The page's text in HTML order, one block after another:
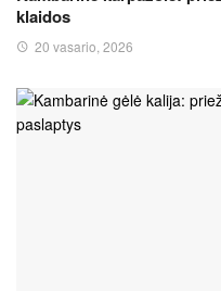
klaidos
20 vasario, 2026